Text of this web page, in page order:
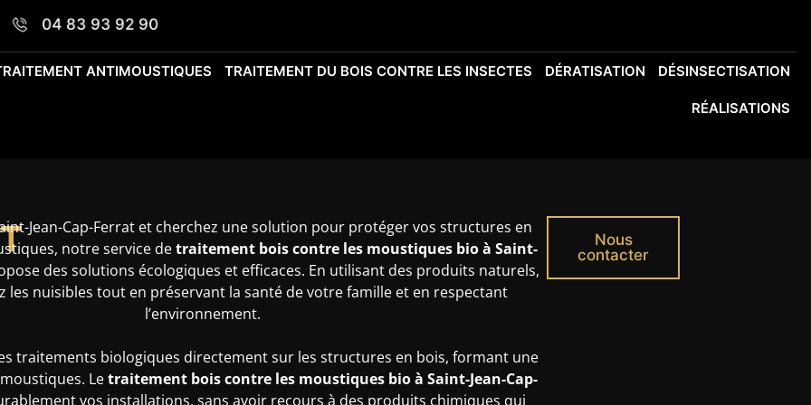
04 83 93 92 90
ANTIMOUSTIQUES TRAITEMENT DU BOIS CONTRE LES INSECTES DÉRATISATION DÉSINSECTISATION
RÉALISATIONS
Jean-Cap-Ferrat et cherchez une solution pour protéger vos structures en
notre service detraitement bois contre les moustiques bio à Saint-
des solutions écologiques et efficaces. En utilisant des produits naturels,
les nuisibles tout en préservant la santé de votre famille et en respectant
l’environnement.
traitements biologiques directement sur les structures en bois, formant une
Letraitement bois contre les moustiques bioà Saint-Jean-Cap-
vos installations, sans avoir recours à des produits chimiques qui
Nous
contacter